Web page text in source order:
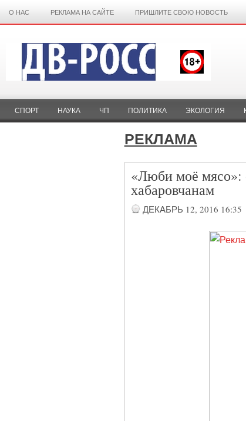
О НАС РЕКЛАМА НА САЙТЕ ПРИШЛИТЕ СВОЮ НОВОСТЬ
СПОРТ НАУКА ЧП ПОЛИТИКА ЭКОЛОГИЯ
РЕКЛАМА
«Люби моё мясо»:
хабаровчанам
ДЕКАБРЬ 12, 2016 16:35